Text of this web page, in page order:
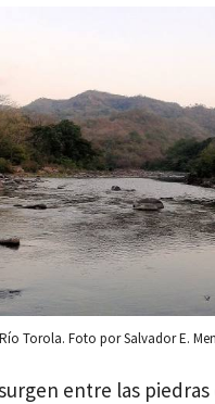
Torola. Foto por Salvador E.
entre las piedras